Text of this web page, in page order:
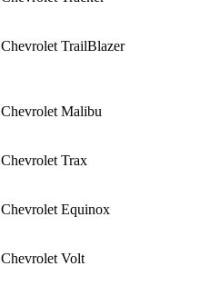
TrailBlazer
Malibu
Trax
Equinox
Volt